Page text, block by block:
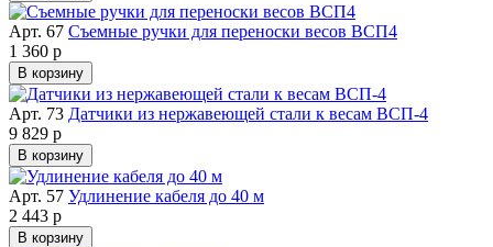
Арт. 67 Съемные ручки для переноски весов ВСП4
1 360 р
В корзину
Арт. 73 Датчики из нержавеющей стали к весам ВСП-4
9 829 р
В корзину
Арт. 57 Удлинение кабеля до 40 м
2 443 р
В корзину